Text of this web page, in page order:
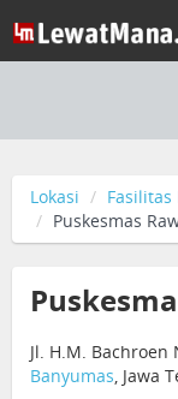
Lokasi Fasilitas
Puskesmas
Jl. H.M. Bachroen
Banyumas, Jawa